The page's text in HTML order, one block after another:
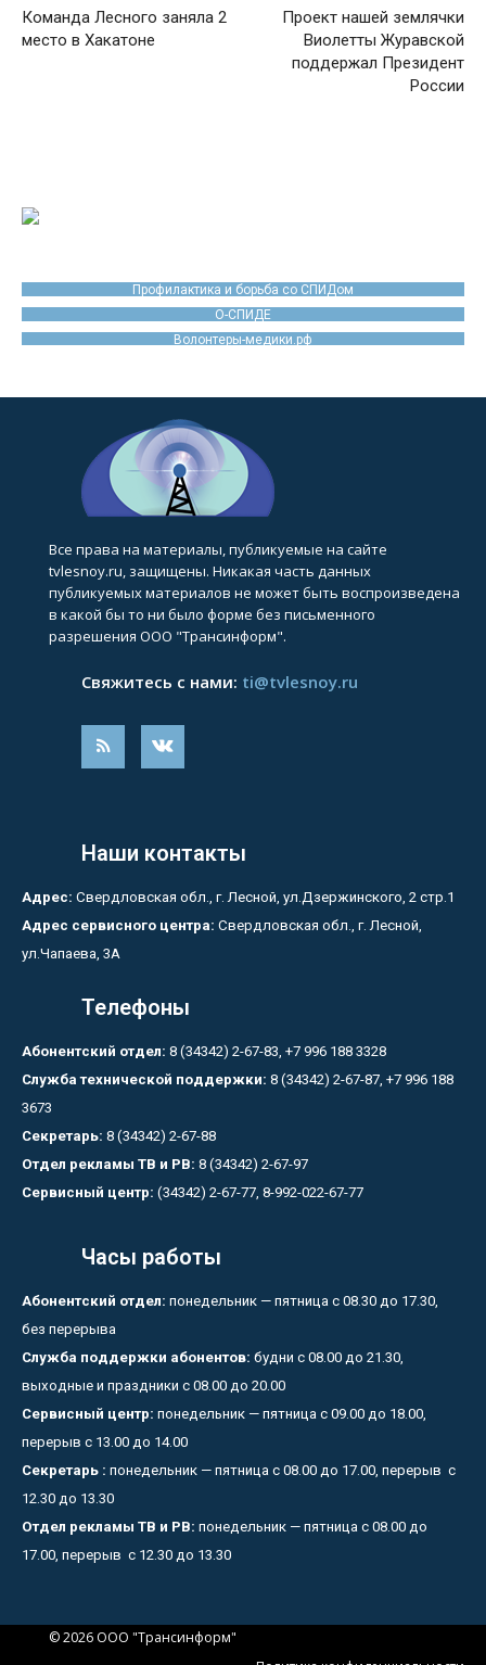
Команда Лесного заняла 2
место в Хакатоне
Проект нашей землячки
Виолетты Журавской
поддержал Президент
России
Профилактика и борьба со СПИДом
О-СПИДЕ
Волонтеры-медики.рф
Все права на материалы, публикуемые на сайте
tvlesnoy.ru, защищены. Никакая часть данных
публикуемых материалов не может быть воспроизведена
в какой бы то ни было форме без письменного
разрешения ООО "Трансинформ".
Свяжитесь с нами: ti@tvlesnoy.ru
Наши контакты
Адрес: Свердловская обл., г. Лесной, ул.Дзержинского, 2 стр.1
Адрес сервисного центра: Свердловская обл., г. Лесной,
ул.Чапаева, 3А
Телефоны
Абонентский отдел: 8 (34342) 2-67-83, +7 996 188 3328
Служба технической поддержки: 8 (34342) 2-67-87, +7 996 188
3673
Секретарь: 8 (34342) 2-67-88
Отдел рекламы ТВ и РВ: 8 (34342) 2-67-97
Сервисный центр: (34342) 2-67-77, 8-992-022-67-77
Часы работы
Абонентский отдел: понедельник — пятница с 08.30 до 17.30,
без перерыва
Служба поддержки абонентов: будни с 08.00 до 21.30,
выходные и праздники с 08.00 до 20.00
Сервисный центр: понедельник — пятница с 09.00 до 18.00,
перерыв с 13.00 до 14.00
Секретарь : понедельник — пятница с 08.00 до 17.00, перерыв с
12.30 до 13.30
Отдел рекламы ТВ и РВ: понедельник — пятница с 08.00 до
17.00, перерыв с 12.30 до 13.30
© 2026 ООО "Трансинформ"